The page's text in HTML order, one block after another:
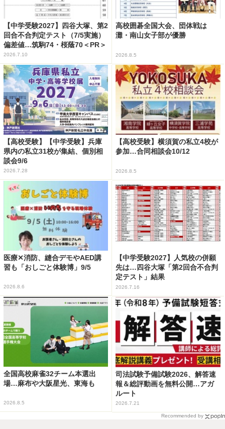
【中学受験2027】四谷大塚、第2
回合不合判定テスト（7/5実施）
偏差値…筑駒74・桜蔭70＜PR＞
2026.7.10
高校囲碁全国大会、団体戦は
灘・南山女子部が優勝
2026.8.5
【高校受験】【中学受験】兵庫
県内の私立31校が集結、個別相
談会9/6
2026.7.28
【高校受験】横須賀の私立4校が
参加…合同相談会10/12
2026.8.5
医療✕消防、縫合デモやAED講
習も「おしごと体験博」9/5
2026.8.6
【中学受験2027】人気校の併願
先は…四谷大塚「第2回合不合判
定テスト」結果
2026.7.16
全国高校麻雀32チーム本選出
場…麻布や大阪星光、東海も
2026.8.5
司法試験予備試験2026、解答速
報＆総評動画を無料公開…アガ
ルート
2026.7.21
Recommended by